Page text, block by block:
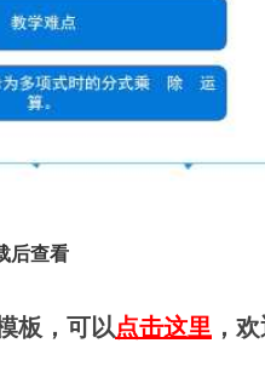
后查看
板，可以点击这里 ，